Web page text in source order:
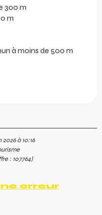
300 m
m
à moins de 500 m
à 10:16
: 107764)
erreur